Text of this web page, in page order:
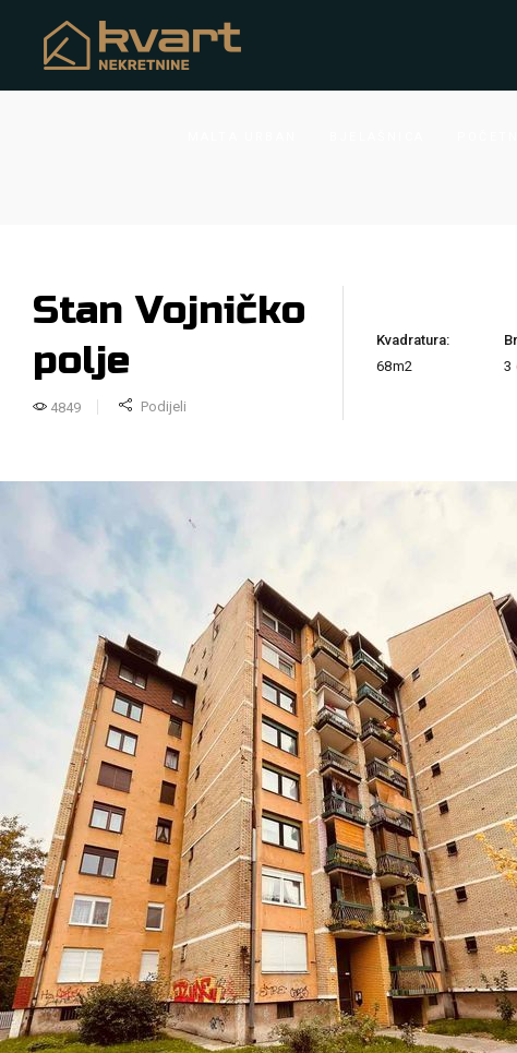
Stan Vojničko
polje
4849 Podijeli
Kvadratura:
68m2
3